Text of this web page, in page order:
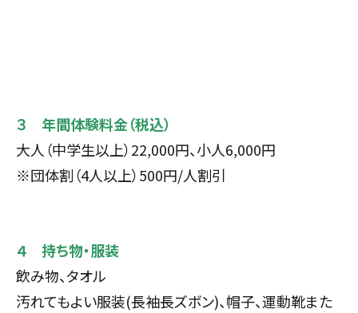
３ 年間体験料金（税込）
大人（中学生以上）22,000円、小人6,000円
※団体割（4人以上）500円/人割引
４ 持ち物・服装
飲み物、タオル
汚れてもよい服装(長袖長ズボン)、帽子、運動靴また